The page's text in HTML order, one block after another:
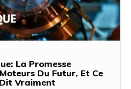
La Promesse
Du Futur, Et Ce
Vraiment